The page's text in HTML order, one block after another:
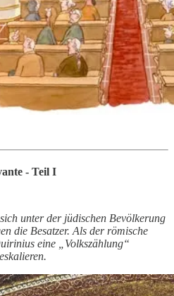
- Teil I
unter der jüdischen Bevölkerung
die Besatzer. Als der römische
eine „Volkszählung“